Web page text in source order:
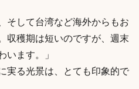
そして台湾など海外からもお
収穫期は短いのですが、週末
います。」
実る光景は、とても印象的で